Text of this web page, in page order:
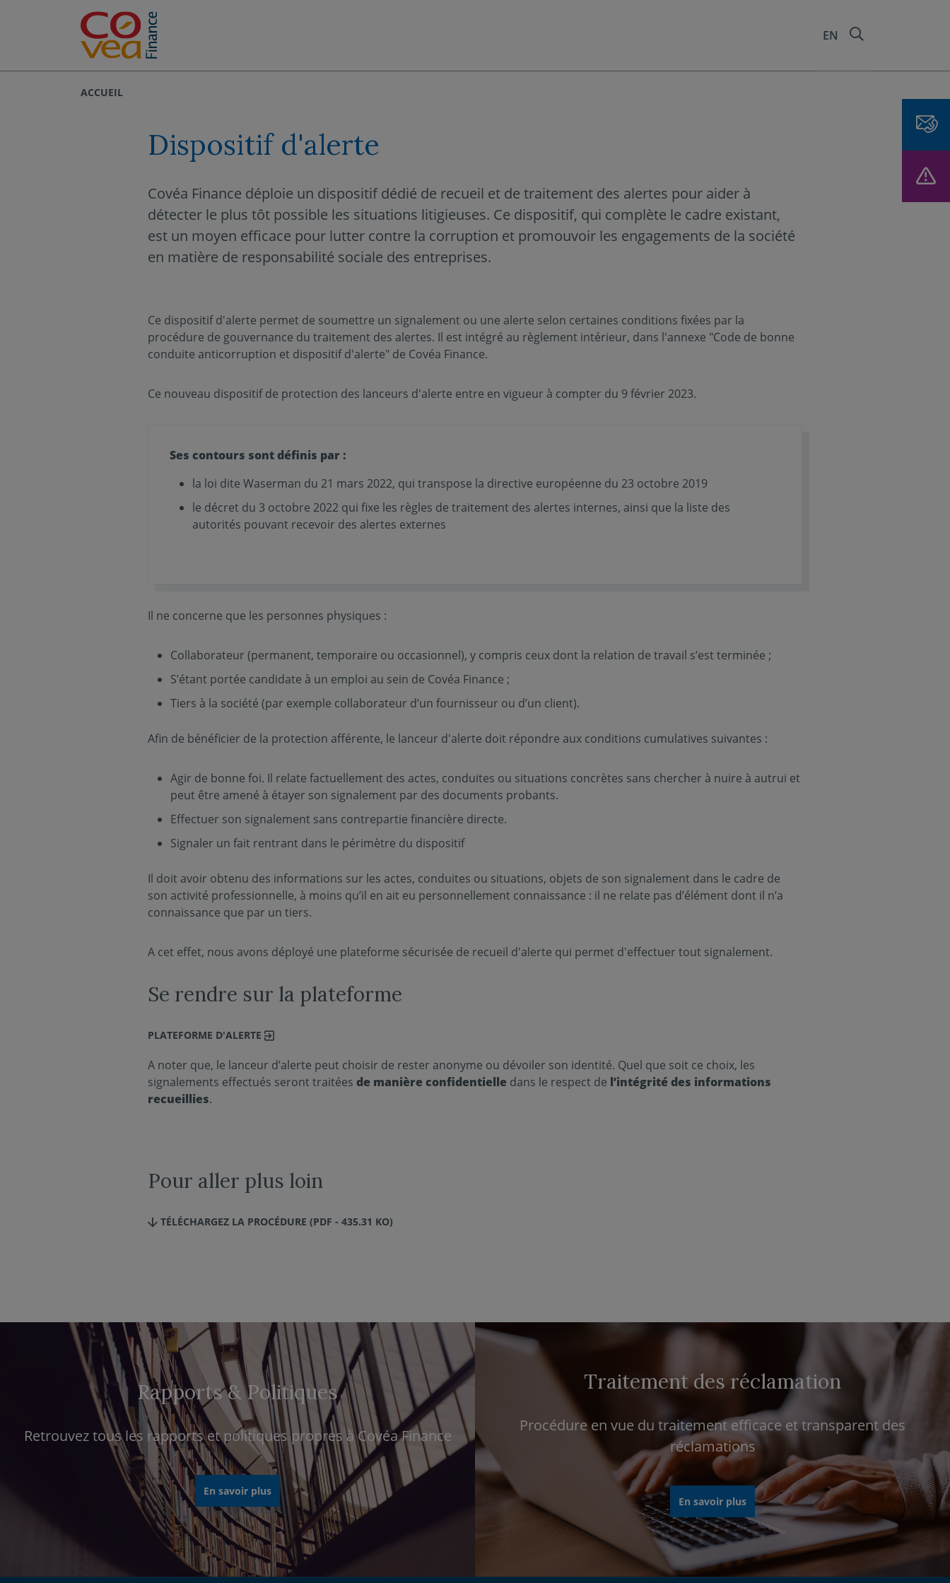
EN
ACCUEIL
Dispositif d'alerte
Covéa Finance déploie un dispositif dédié de recueil et de traitement des alertes pour aider à
détecter le plus tôt possible les situations litigieuses. Ce dispositif, qui complète le cadre existant,
est un moyen efficace pour lutter contre la corruption et promouvoir les engagements de la société
en matière de responsabilité sociale des entreprises.
Ce dispositif d'alerte permet de soumettre un signalement ou une alerte selon certaines conditions fixées par la
procédure de gouvernance du traitement des alertes. Il est intégré au règlement intérieur, dans l'annexe "Code de bonne
conduite anticorruption et dispositif d'alerte" de Covéa Finance.
Ce nouveau dispositif de protection des lanceurs d'alerte entre en vigueur à compter du 9 février 2023.
Ses contours sont déﬁnis par :
la loi dite Waserman du 21 mars 2022, qui transpose la directive européenne du 23 octobre 2019
le décret du 3 octobre 2022 qui ﬁxe les règles de traitement des alertes internes, ainsi que la liste des
autorités pouvant recevoir des alertes externes
Il ne concerne que les personnes physiques :
Collaborateur (permanent, temporaire ou occasionnel), y compris ceux dont la relation de travail s’est terminée ;
S’étant portée candidate à un emploi au sein de Covéa Finance ;
Tiers à la société (par exemple collaborateur d’un fournisseur ou d’un client).
Afin de bénéficier de la protection afférente, le lanceur d'alerte doit répondre aux conditions cumulatives suivantes :
Agir de bonne foi. Il relate factuellement des actes, conduites ou situations concrètes sans chercher à nuire à autrui et
peut être amené à étayer son signalement par des documents probants.
Eﬀectuer son signalement sans contrepartie ﬁnancière directe.
Signaler un fait rentrant dans le périmètre du dispositif
Il doit avoir obtenu des informations sur les actes, conduites ou situations, objets de son signalement dans le cadre de
son activité professionnelle, à moins qu’il en ait eu personnellement connaissance : il ne relate pas d’élément dont il n’a
connaissance que par un tiers.
A cet effet, nous avons déployé une plateforme sécurisée de recueil d'alerte qui permet d'effectuer tout signalement.
Se rendre sur la plateforme
PLATEFORME D'ALERTE
A noter que, le lanceur d’alerte peut choisir de rester anonyme ou dévoiler son identité. Quel que soit ce choix, les
signalements effectués seront traitées de manière confidentielle dans le respect de l’intégrité des informations
recueillies.
Pour aller plus loin
TÉLÉCHARGEZ LA PROCÉDURE (PDF - 435.31 KO)
Rapports & Politiques
Retrouvez tous les rapports et politiques propres à Covéa Finance
En savoir plus
Traitement des réclamation
Procédure en vue du traitement efficace et transparent des
réclamations
En savoir plus